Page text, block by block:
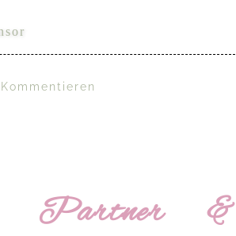
Kommentieren
Partner &